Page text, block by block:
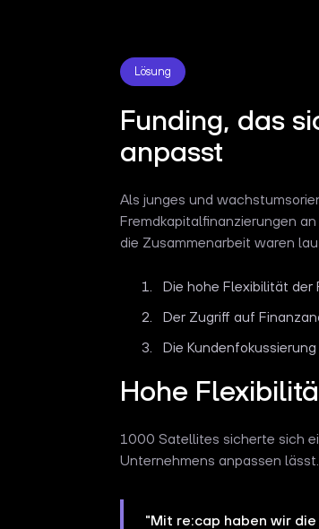
Lösung
Funding, das
anpasst
Als junges und
Fremdkapitalfinanzierungen
die Zusammenarbeit waren
Die hohe Flexibilität der
Der Zugriff auf
Die
Hohe
1000 Satellites sicherte sich
Unternehmens anpassen lässt.
"Mit re:cap haben wir